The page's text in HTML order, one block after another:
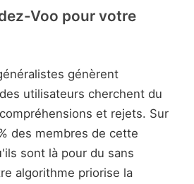
Voo pour votre
génèrent
utilisateurs cherchent du
et rejets. Sur
des membres de cette
sont là pour du sans
algorithme priorise la